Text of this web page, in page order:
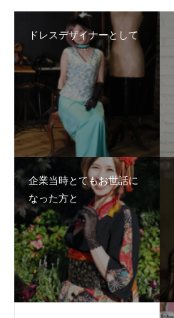
ドレスデザイナーとして
企業当時とてもお世話に
なった方と